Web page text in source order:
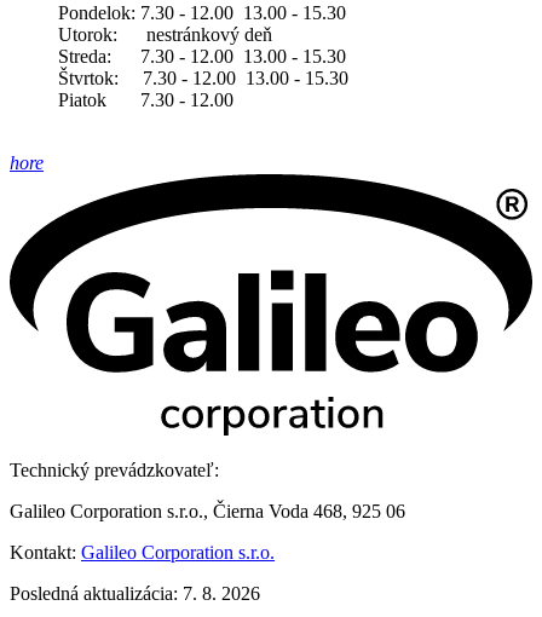
Pondelok: 7.30 - 12.00 13.00 - 15.30
Utorok: nestránkový deň
Streda: 7.30 - 12.00 13.00 - 15.30
Štvrtok: 7.30 - 12.00 13.00 - 15.30
Piatok 7.30 - 12.00
hore
Technický prevádzkovateľ:
Galileo Corporation s.r.o., Čierna Voda 468, 925 06
Kontakt: Galileo Corporation s.r.o.
Posledná aktualizácia: 7. 8. 2026